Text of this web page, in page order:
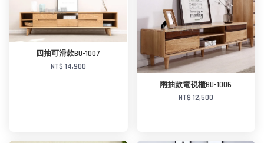
加入購物車
加入購物車
四抽可滑款BU-1007
NT$ 14,900
兩抽款電視櫃BU-1006
NT$ 12,500